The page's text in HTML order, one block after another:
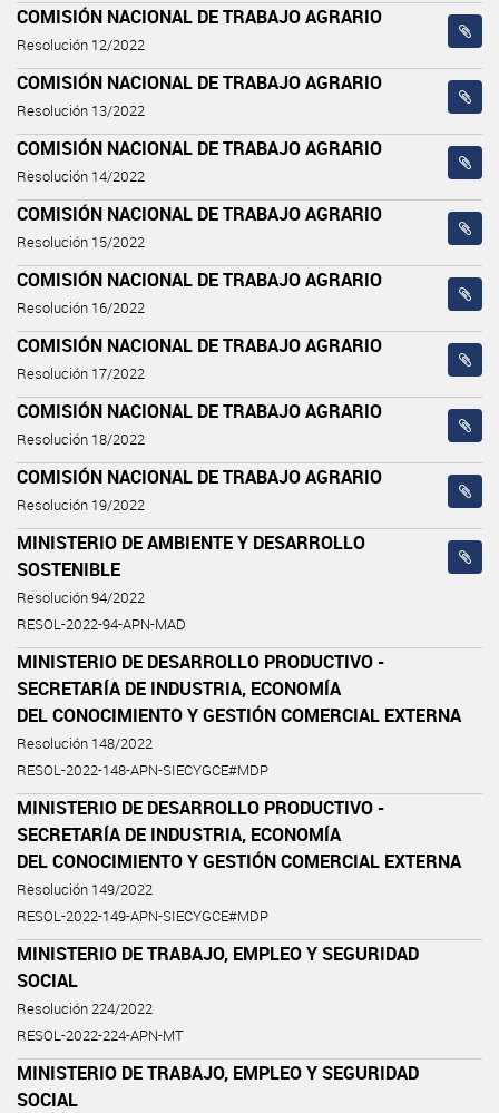
COMISIÓN NACIONAL DE TRABAJO AGRARIO
Resolución 12/2022
COMISIÓN NACIONAL DE TRABAJO AGRARIO
Resolución 13/2022
COMISIÓN NACIONAL DE TRABAJO AGRARIO
Resolución 14/2022
COMISIÓN NACIONAL DE TRABAJO AGRARIO
Resolución 15/2022
COMISIÓN NACIONAL DE TRABAJO AGRARIO
Resolución 16/2022
COMISIÓN NACIONAL DE TRABAJO AGRARIO
Resolución 17/2022
COMISIÓN NACIONAL DE TRABAJO AGRARIO
Resolución 18/2022
COMISIÓN NACIONAL DE TRABAJO AGRARIO
Resolución 19/2022
MINISTERIO DE AMBIENTE Y DESARROLLO
SOSTENIBLE
Resolución 94/2022
RESOL-2022-94-APN-MAD
MINISTERIO DE DESARROLLO PRODUCTIVO -
SECRETARÍA DE INDUSTRIA, ECONOMÍA
DEL CONOCIMIENTO Y GESTIÓN COMERCIAL EXTERNA
Resolución 148/2022
RESOL-2022-148-APN-SIECYGCE#MDP
MINISTERIO DE DESARROLLO PRODUCTIVO -
SECRETARÍA DE INDUSTRIA, ECONOMÍA
DEL CONOCIMIENTO Y GESTIÓN COMERCIAL EXTERNA
Resolución 149/2022
RESOL-2022-149-APN-SIECYGCE#MDP
MINISTERIO DE TRABAJO, EMPLEO Y SEGURIDAD
SOCIAL
Resolución 224/2022
RESOL-2022-224-APN-MT
MINISTERIO DE TRABAJO, EMPLEO Y SEGURIDAD
SOCIAL